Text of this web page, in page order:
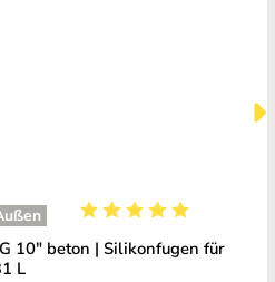
Durchschnittliche
10" beton | Silikonfugen für
L